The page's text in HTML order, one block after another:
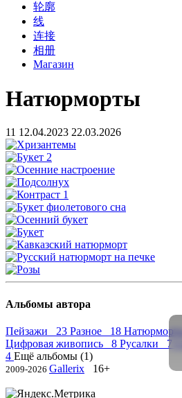
轮廓
线
连接
相册
Магазин
Натюрморты
11 12.04.2023 22.03.2026
Альбомы автора
Пейзажи 23 Разное 18
Цифровая живопись 8 Русалки 7
4 Ещё альбомы (1)
2009-2026 Gallerix 16+